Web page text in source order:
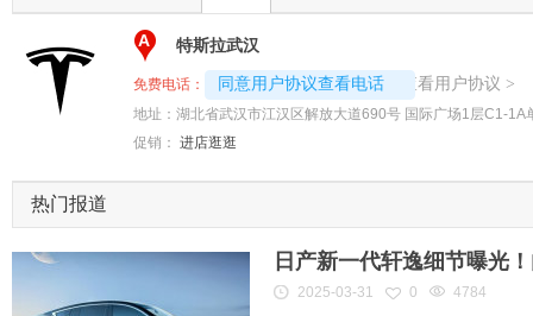
A 特斯拉武汉
免费电话： 同意用户协议查看电话
4008192696-7318 查看用户协议 >
地址： 湖北省武汉市江汉区解放大道690号 国际广场1层C1-1A
促销： 进店逛逛
热门报道
日产新一代轩逸细节曝光
2025-03-31 0 4784